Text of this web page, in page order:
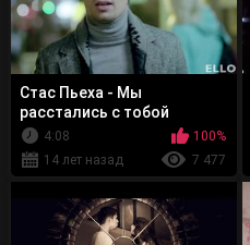
Стас Пьеха - Мы
расстались с тобой
4:08
100%
14 лет назад
7 477